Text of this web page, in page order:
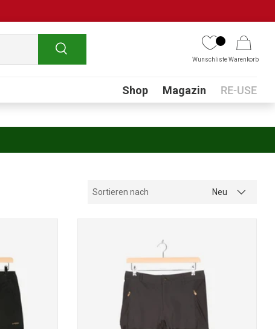
Suchen
WunschlisteWarenkorb
Submenu
Shop Magazin RE-USE
Sortieren nach Neu